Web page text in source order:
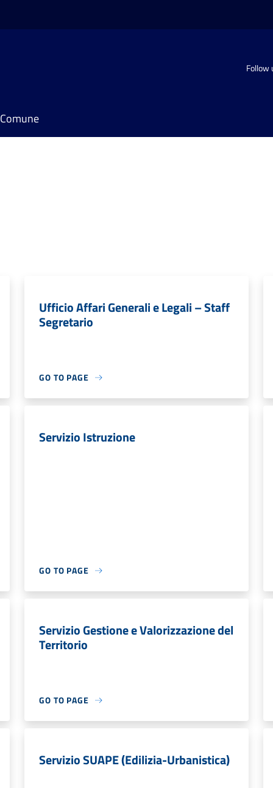
Follow
Ufficio Affari Generali e Legali – Staff
Segretario
GO TO PAGE
Servizio Istruzione
GO TO PAGE
Servizio Gestione e Valorizzazione del
Territorio
GO TO PAGE
Servizio SUAPE (Edilizia-Urbanistica)